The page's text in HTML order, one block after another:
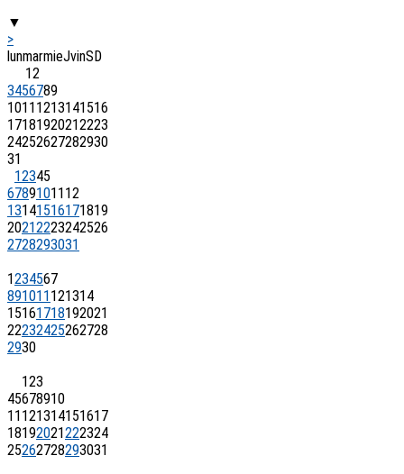
▼
>
lunmarmieJvinSD
12
3456789
10111213141516
17181920212223
24252627282930
31
12345
6789101112
13141516171819
20212223242526
2728293031
1234567
891011121314
15161718192021
22232425262728
2930
123
45678910
11121314151617
18192021222324
25262728293031